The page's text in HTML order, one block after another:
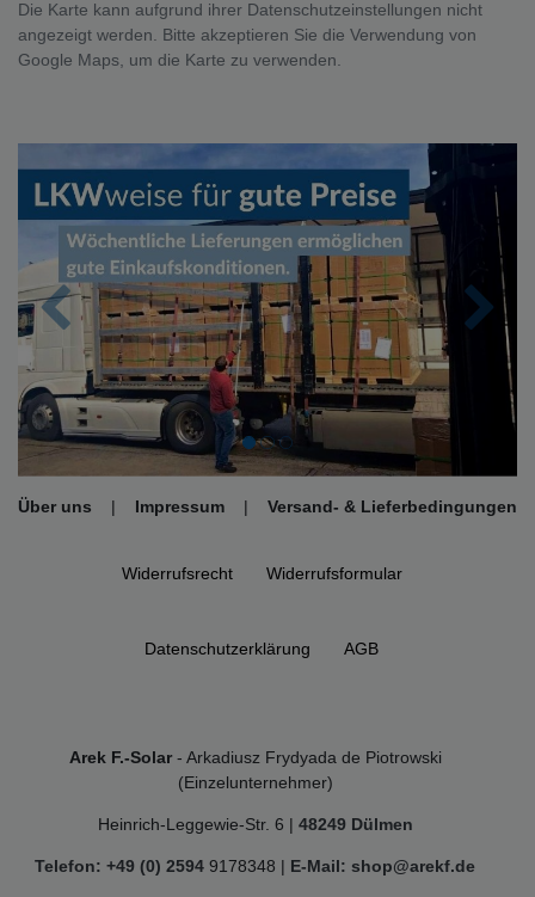
Die Karte kann aufgrund ihrer Datenschutzeinstellungen nicht
angezeigt werden. Bitte akzeptieren Sie die Verwendung von
Google Maps, um die Karte zu verwenden.
Zurück
Über uns | Impressum | Versand- & Lieferbedingungen
Widerrufs­recht Widerrufs­formular
Daten­schutz­erklärung AGB
Arek F.-Solar- Arkadiusz Frydyada de Piotrowski
(Einzelunternehmer)
Heinrich-Leggewie-Str. 6 | 48249 Dülmen
Telefon: +49 (0) 2594 9178348 | E-Mail: shop@arekf.de